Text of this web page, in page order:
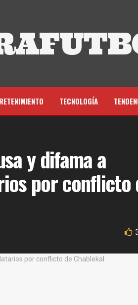
TECNOLOGÍA
y difama a
por conflicto